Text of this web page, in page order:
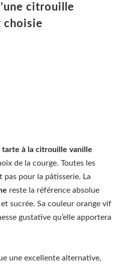
citrouille
choisie
tarte à la citrouille vanille
de la courge. Toutes les
pas pour la pâtisserie. La
reste la référence absolue
sucrée. Sa couleur orange vif
gustative qu’elle apportera
une excellente alternative,